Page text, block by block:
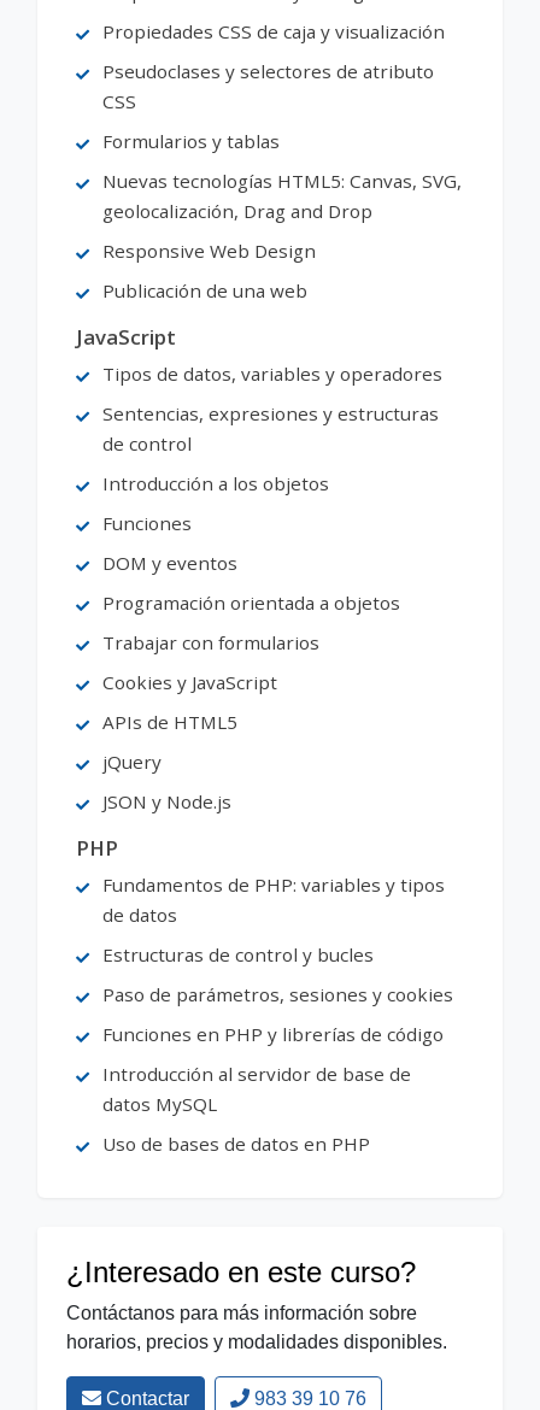
Propiedades CSS de caja y visualización
Pseudoclases y selectores de atributo
CSS
Formularios y tablas
Nuevas tecnologías HTML5: Canvas, SVG,
geolocalización, Drag and Drop
Responsive Web Design
Publicación de una web
JavaScript
Tipos de datos, variables y operadores
Sentencias, expresiones y estructuras
de control
Introducción a los objetos
Funciones
DOM y eventos
Programación orientada a objetos
Trabajar con formularios
Cookies y JavaScript
APIs de HTML5
jQuery
JSON y Node.js
PHP
Fundamentos de PHP: variables y tipos
de datos
Estructuras de control y bucles
Paso de parámetros, sesiones y cookies
Funciones en PHP y librerías de código
Introducción al servidor de base de
datos MySQL
Uso de bases de datos en PHP
¿Interesado en este curso?
Contáctanos para más información sobre
horarios, precios y modalidades disponibles.
Contactar 983 39 10 76